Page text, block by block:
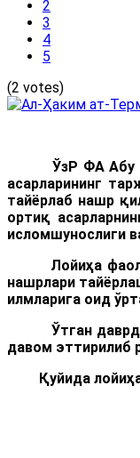
2
3
4
5
(2 votes)
ЎзР ФА Абу
асарларининг
тайёрлаб нашр
ортиқ
исломшунослиги
Лойиҳа
нашрлари
илмларига оид
Ўтган даврда
давом эттирилиб
Қуйида лойиҳа